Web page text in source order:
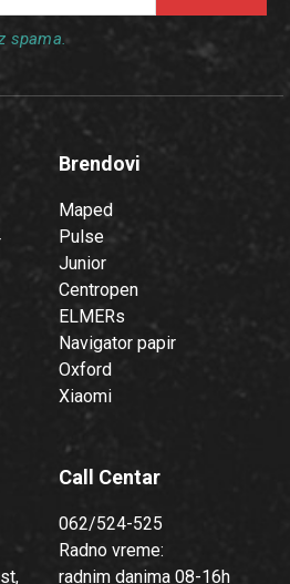
spama.
Brendovi
Maped
Pulse
Junior
Centropen
ELMERs
Navigator papir
Oxford
Xiaomi
Call Centar
062/524-525
Radno vreme:
radnim danima 08-16h